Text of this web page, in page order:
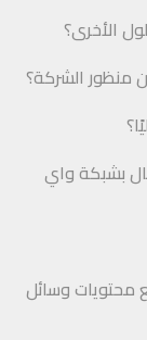
الأخرى؟
منظور الشركة؟
بشبكة واي
محتويات وسائل